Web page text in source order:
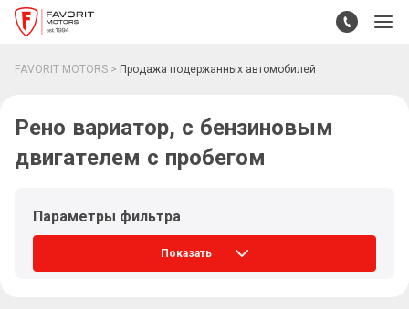
FAVORIT MOTORS Продажа подержанных автомобилей
Рено вариатор, с бензиновым
двигателем с пробегом
Параметры фильтра
Показать